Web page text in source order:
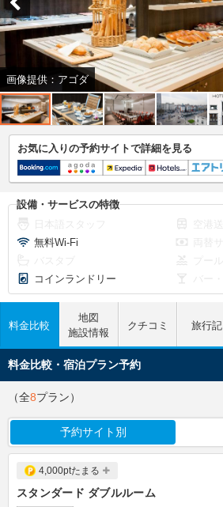
画像提供：アゴダ
お気に入りの予約サイトで詳細を見る
設備・サービスの特徴
無料Wi-Fi
コインランドリー
料金比較
地図
施設情報
クチコミ 旅行記
料金比較・宿泊プラン予約
（全8プラン）
予約サイト別
4,000ptたまる
スタンダード ダブルルーム